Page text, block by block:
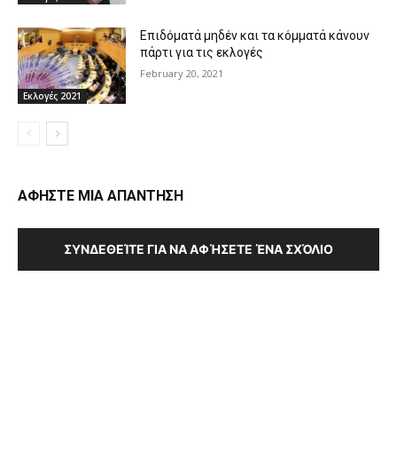
Εκλογές 2021
Επιδόματά μηδέν και τα κόμματά κάνουν
πάρτι για τις εκλογές
February 20, 2021
ΑΦΗΣΤΕ ΜΙΑ ΑΠΑΝΤΗΣΗ
ΣΥΝΔΕΘΕΊΤΕ ΓΙΑ ΝΑ ΑΦΉΣΕΤΕ ΈΝΑ ΣΧΌΛΙΟ